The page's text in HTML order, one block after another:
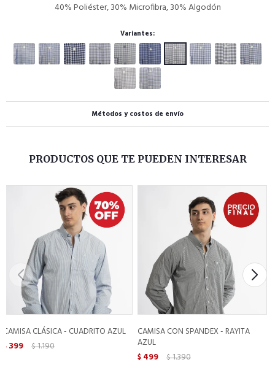
40% Poliéster, 30% Microfibra, 30% Algodón
Variantes:
Métodos y costos de envío
PRODUCTOS QUE TE PUEDEN INTERESAR
CAMISA CLÁSICA - CUADRITO AZUL
$ 399 $1.190
CAMISA CON SPANDEX - RAYITA
AZUL
$ 499 $1.390